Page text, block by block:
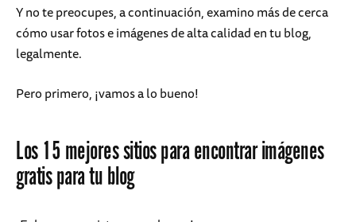
Y no te preocupes, a continuación, examino más de cerca
cómo usar fotos e imágenes de alta calidad en tu blog,
legalmente.
Pero primero, ¡vamos a lo bueno!
Los 15 mejores sitios para encontrar imágenes
gratis para tu blog